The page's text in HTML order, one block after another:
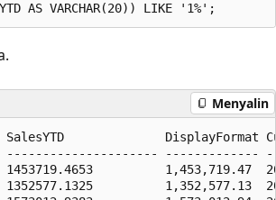
Menyalin
SalesYTD              DisplayFormat
--------------------- -------------
1,453,719.47
1,352,577.13